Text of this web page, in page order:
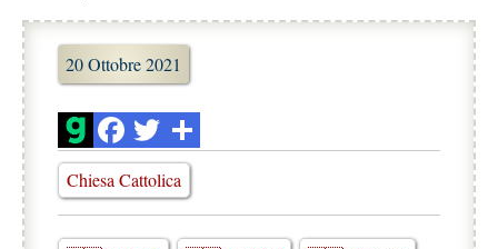
20 Ottobre 2021
Chiesa Cattolica